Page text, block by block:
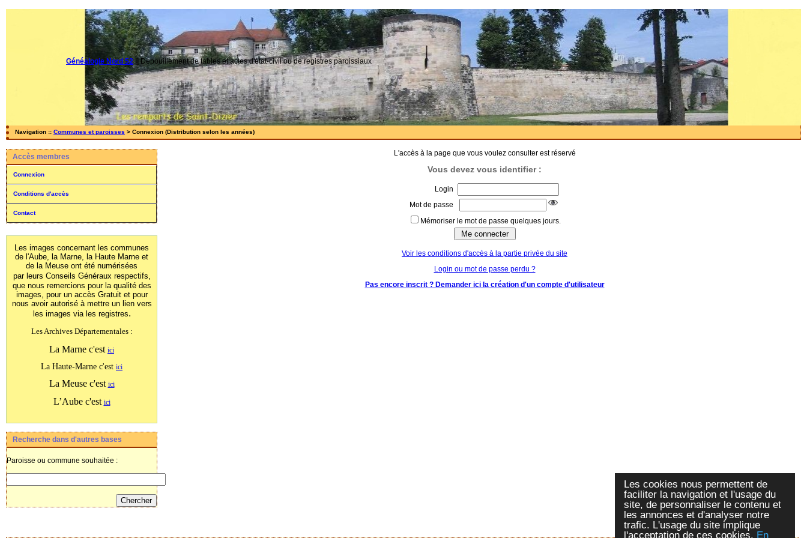
Les cookies nous permettent de
faciliter la navigation et l'usage du
site, de personnaliser le contenu et
les annonces et d'analyser notre
trafic. L'usage du site implique
l'acceptation de ces cookies. En
Généalogie Nord 52|| Dépouillement de tables et actes d'état-civil ou de registres paroissiaux
Navigation :: Communes et paroisses > Connexion (Distribution selon les années)
Accès membres
Connexion
Conditions d'accès
Contact
Les images concernant les communes
de l'Aube, la Marne, la Haute Marne et
de la Meuse ont été numérisées
par leurs Conseils Généraux respectifs,
que nous remercions pour la qualité des
images, pour un accès Gratuit et pour
nous avoir autorisé à mettre un lien vers
les images via les registres.
Les Archives Départementales :
La Marne c'est ici
La Haute-Marne c'est ici
La Meuse c'est ici
L’Aube c'est ici
Recherche dans d'autres bases
Paroisse ou commune souhaitée :
L'accès à la page que vous voulez consulter est réservé
Vous devez vous identifier :
Login
Mot de passe
Mémoriser le mot de passe quelques jours.
Voir les conditions d'accès à la partie privée du site
Login ou mot de passe perdu ?
Pas encore inscrit ? Demander ici la création d'un compte d'utilisateur